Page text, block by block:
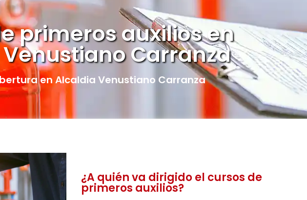
primeros auxilios en
Carranza
en Alcaldia Venustiano Carranza
¿A quién va dirigido el cursos de
primeros auxilios?